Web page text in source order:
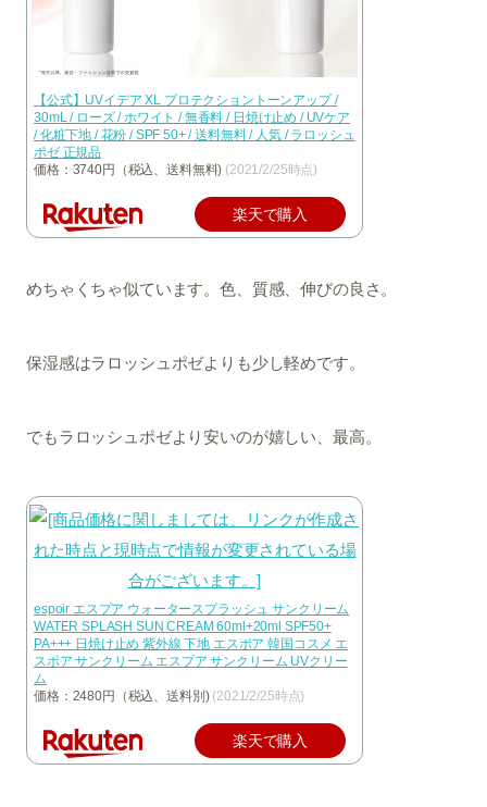
【公式】UVイデア XL プロテクショントーンアップ /
30mL / ローズ / ホワイト / 無香料 / 日焼け止め / UVケア
/ 化粧下地 / 花粉 / SPF 50+ / 送料無料 / 人気 / ラロッシュ
ポゼ 正規品
価格：3740円（税込、送料無料) (2021/2/25時点)
楽天で購入
めちゃくちゃ似ています。色、質感、伸びの良さ。
保湿感はラロッシュポゼよりも少し軽めです。
でもラロッシュポゼより安いのが嬉しい、最高。
espoir エスプア ウォータースプラッシュ サンクリーム
WATER SPLASH SUN CREAM 60ml+20ml SPF50+
PA+++ 日焼け止め 紫外線 下地 エスポア 韓国コスメ エ
スポア サンクリーム エスプア サンクリーム UVクリー
ム
価格：2480円（税込、送料別) (2021/2/25時点)
楽天で購入